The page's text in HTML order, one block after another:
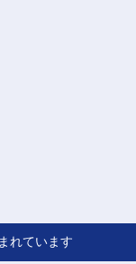
れています